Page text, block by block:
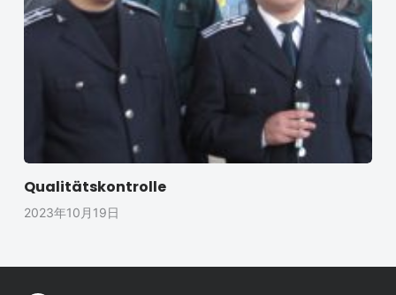
Qualitätskontrolle
2023年10月19日